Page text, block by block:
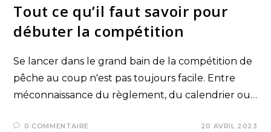
Tout ce qu’il faut savoir pour
débuter la compétition
Se lancer dans le grand bain de la compétition de
pêche au coup n'est pas toujours facile. Entre
méconnaissance du règlement, du calendrier ou…
0 COMMENTAIRE 20 AVRIL 2023